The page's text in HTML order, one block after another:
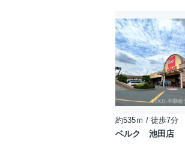
約535ｍ / 徒歩7分
ベルク 池田店